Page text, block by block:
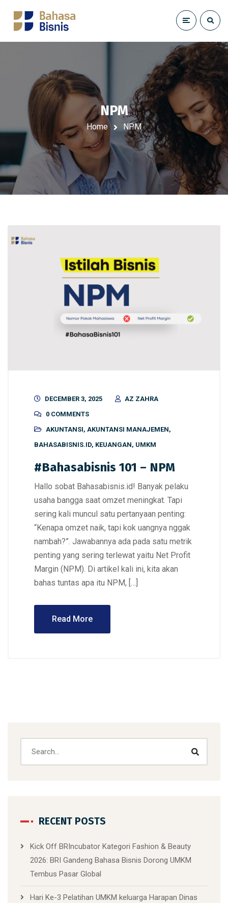
NPM
Home NPM
DECEMBER 3, 2025
AZ ZAHRA
0 COMMENTS
AKUNTANSI, AKUNTANSI MANAJEMEN,
BAHASABISNIS.ID, KEUANGAN, UMKM
#Bahasabisnis 101 – NPM
Hallo sobat Bahasabisnis.id! Banyak pelaku
usaha bangga saat omzet meningkat. Tapi
sering kali muncul satu pertanyaan penting:
“Kenapa omzet naik, tapi kok uangnya nggak
nambah?”. Jawabannya ada pada satu metrik
penting yang sering terlewat yaitu Net Profit
Margin (NPM). Di artikel kali ini, kita akan
bahas tuntas apa itu NPM, […]
Read More
RECENT POSTS
Kick Off BRIncubator Kategori Fashion & Beauty
2026: BRI Gandeng Bahasa Bisnis Dorong UMKM
Tembus Pasar Global
Hari Ke-3 Pelatihan UMKM keluarga Harapan Dinas